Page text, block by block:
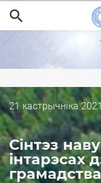
Дата
публикации
21 кастрычніка 2021
Сінтэз
інтарэсах
грамадства